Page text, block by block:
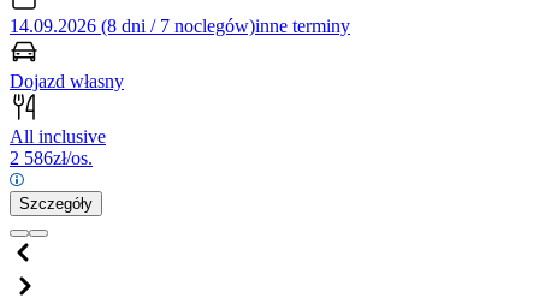
14.09.2026 (8 dni / 7 noclegów)inne terminy
Dojazd własny
All inclusive
2 586zł/os.
Szczegóły